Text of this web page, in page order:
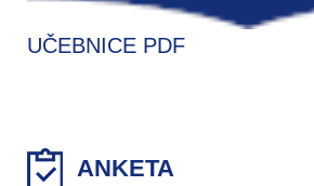
UČEBNICE PDF
ANKETA